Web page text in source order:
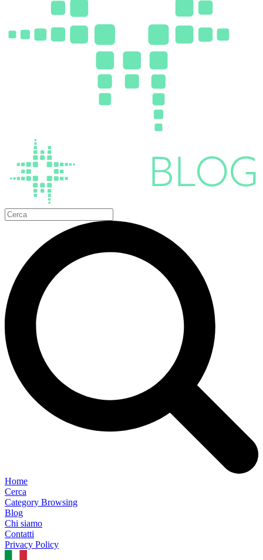
Home
Cerca
Category Browsing
Blog
Chi siamo
Contatti
Privacy Policy